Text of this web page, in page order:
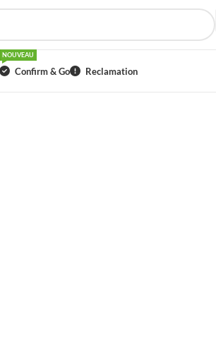
Confirm & Go
NOUVEAU
Reclamation